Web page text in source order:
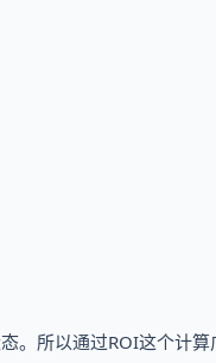
。所以通过ROI这个计算